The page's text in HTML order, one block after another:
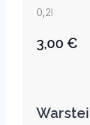
0,2l
3,00 €